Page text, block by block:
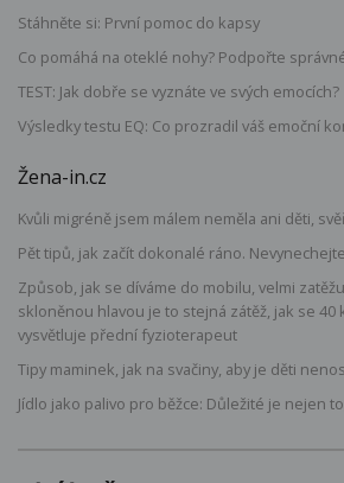
Stáhněte si: První pomoc do kapsy
Co pomáhá na oteklé nohy? Podpořte
TEST: Jak dobře se vyznáte ve svých emocích?
Výsledky testu EQ: Co prozradil váš emoční
Žena-in.cz
Kvůli migréně jsem málem neměla ani děti,
Pět tipů, jak začít dokonalé ráno.
Způsob, jak se díváme do mobilu, velmi
skloněnou hlavou je to stejná zátěž, jak se 40
vysvětluje přední fyzioterapeut
Tipy maminek, jak na svačiny, aby je děti
Jídlo jako palivo pro běžce: Důležité je nejen